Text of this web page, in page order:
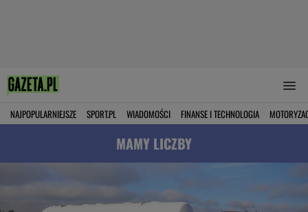
NAJPOPULARNIEJSZE SPORT.PL WIADOMOŚCI FINANSE I TECHNOLOGIA
MAMY LICZBY